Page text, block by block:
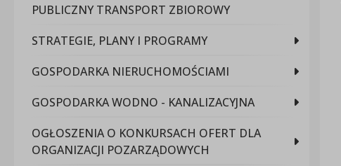
PUBLICZNY TRANSPORT ZBIOROWY
STRATEGIE, PLANY I PROGRAMY
GOSPODARKA NIERUCHOMOŚCIAMI
GOSPODARKA WODNO - KANALIZACYJNA
OGŁOSZENIA O KONKURSACH OFERT DLA
ORGANIZACJI POZARZĄDOWYCH